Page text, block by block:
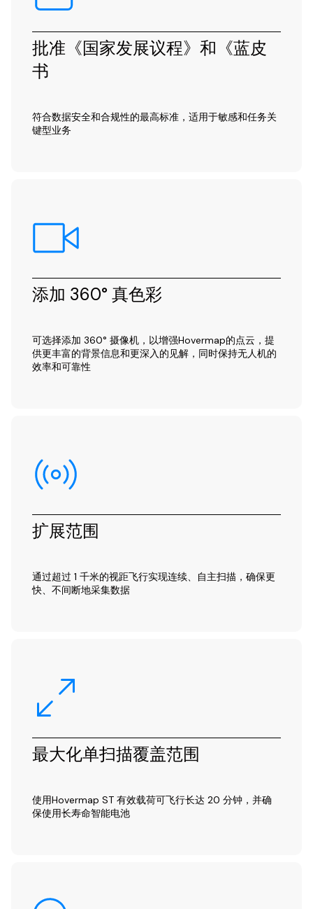
批准《国家发展议程》和《蓝皮
书
符合数据安全和合规性的最高标准，适用于敏感和任务关
键型业务
添加 360° 真色彩
可选择添加 360° 摄像机，以增强Hovermap的点云，提
供更丰富的背景信息和更深入的见解，同时保持无人机的
效率和可靠性
扩展范围
通过超过 1 千米的视距飞行实现连续、自主扫描，确保更
快、不间断地采集数据
最大化单扫描覆盖范围
使用Hovermap ST 有效载荷可飞行长达 20 分钟，并确
保使用长寿命智能电池